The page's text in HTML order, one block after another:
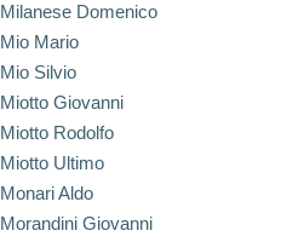
Milanese Domenico
Mio Mario
Mio Silvio
Miotto Giovanni
Miotto Rodolfo
Miotto Ultimo
Monari Aldo
Morandini Giovanni